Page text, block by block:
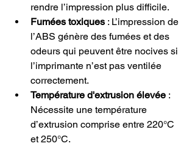
rendre l’impression plus difficile.
Fumées toxiques : L’impression de
l’ABS génère des fumées et des
odeurs qui peuvent être nocives si
l’imprimante n’est pas ventilée
correctement.
Température d'extrusion élevée :
Nécessite une température
d’extrusion comprise entre 220°C
et 250°C.